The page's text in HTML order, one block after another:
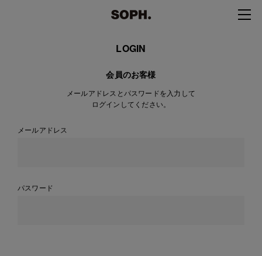
LOGIN
会員のお客様
メールアドレスとパスワードを入力して
ログインしてください。
メールアドレス
パスワード